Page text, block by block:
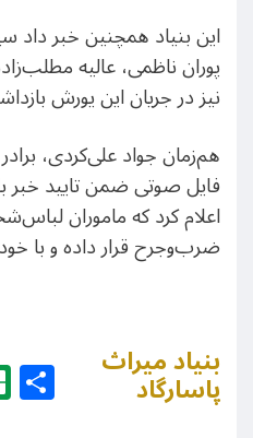
این بنیاد همچنین خبر داد
پوران ناظمی، عالیه
نیز در جریان این یورش
هم‌زمان جواد علی‌کردی،
فایل صوتی ضمن تایید خبر
اعلام کرد که ماموران
ضرب‌وجرح قرار داده و با
Balatarin
Share
بنیاد میراث
پاسارگاد